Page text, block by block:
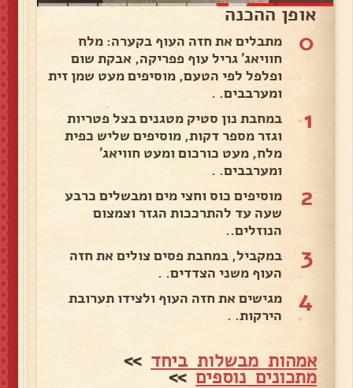
אופן ההכנה
0
מתבלים את חזה העוף בקערה: מלח
חוויאג' גריל עוף פפריקה, אבקת שום
ופלפל לפי הטעם, מוסיפים מעט שמן זית
ומערבבים. .
1
במחבת נון סטיק מטגנים בצל פטריות
וגזר מספר דקות, מוסיפים שליש כפית
מלח, מעט כורכום ומעט חוויאג'
ומערבבים. .
2
מוסיפים כוס וחצי מים ומבשלים כרבע
שעה עד להתרככות הגזר וצמצום
הנוזלים..
3
במקביל, במחבת פסים צולים את חזה
העוף משני הצדדים. .
4
מגישים את חזה העוף ולצידו תערובת
הירקות. .
אמהות מבשלות ביחד >>
מתכונים נוספים>>